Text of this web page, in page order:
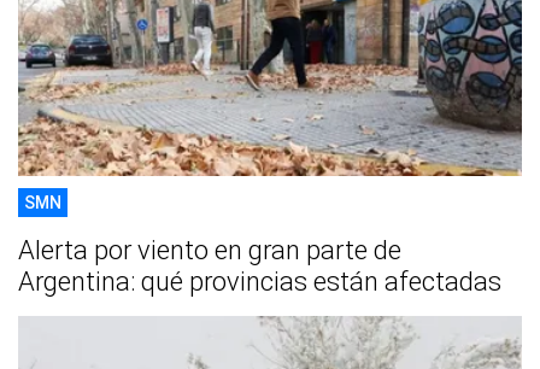
SMN
Alerta por viento en gran parte de
Argentina: qué provincias están afectadas